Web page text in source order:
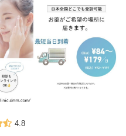
4.8